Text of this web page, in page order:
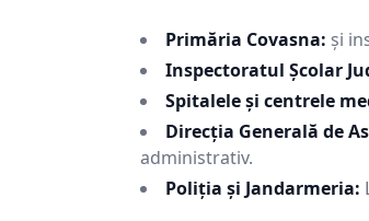
Primăria Covasna: și
Inspectoratul Școlar
Spitalele și centrele
Direcția Generală de
administrativ.
Poliția și Jandarmeria: